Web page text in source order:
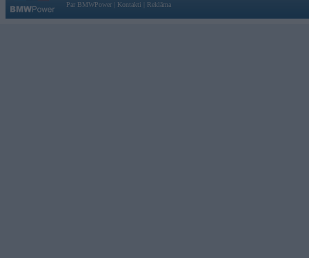
Par BMWPower
Kontakti Reklāma